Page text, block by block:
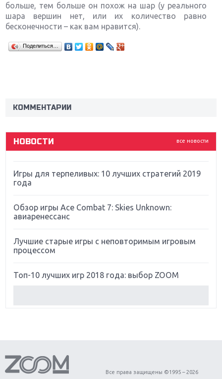
больше, тем больше он похож на шар (у реального
шара вершин нет, или их количество равно
бесконечности – как вам нравится).
Поделиться…
КОММЕНТАРИИ
все новости
НОВОСТИ
Far Cry 5: хвалить нельзя ругать
Игры для терпеливых: 10 лучших стратегий 2019
года
Обзор игры Ace Combat 7: Skies Unknown:
авиаренессанс
Лучшие старые игры с неповторимым игровым
процессом
Топ-10 лучших игр 2018 года: выбор ZOOM
Обзор игры Forza Horizon 4: вершина эволюции
Все права защищены ©1995 – 2026